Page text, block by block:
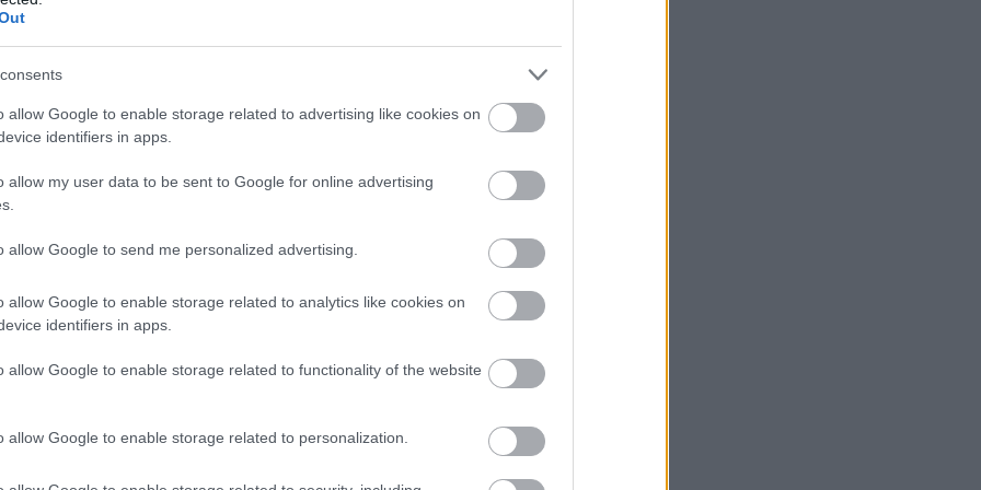
allow Google to enable storage related to advertising like cookies on
identifiers in apps.
allow my user data to be sent to Google for online advertising
allow Google to send me personalized advertising.
allow Google to enable storage related to analytics like cookies on
identifiers in apps.
allow Google to enable storage related to functionality of the website
allow Google to enable storage related to personalization.
gangen som Ski Classics gjennomfører to separate
begge går i samme region (Sydtyrol).
er en 11 kilometer lang kamp mot klokka. Pro Tour-
i tradisjonelle skirenn.
i La Venosta for et år siden. Foto: NORDIC FOCUS
09:30 CET
Paus (28:27.6)
finnes